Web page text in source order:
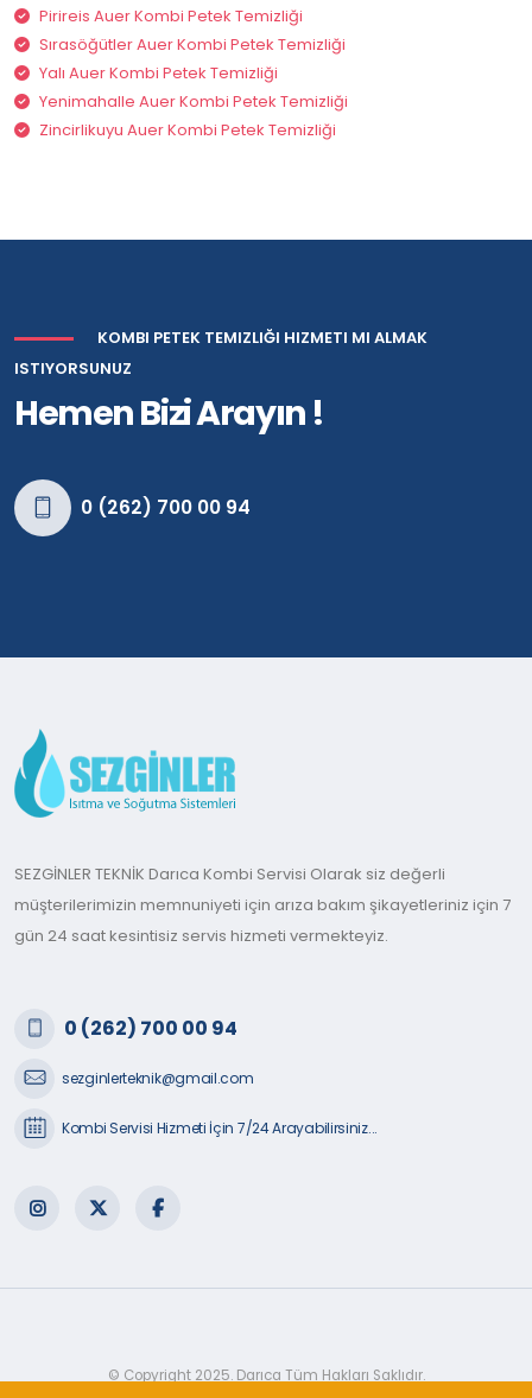
Pirireis Auer Kombi Petek Temizliği
Sırasöğütler Auer Kombi Petek Temizliği
Yalı Auer Kombi Petek Temizliği
Yenimahalle Auer Kombi Petek Temizliği
Zincirlikuyu Auer Kombi Petek Temizliği
KOMBI PETEK TEMIZLIĞI HIZMETI MI ALMAK
ISTIYORSUNUZ
Hemen Bizi Arayın !
0 (262) 700 00 94
SEZGİNLER TEKNİK Darıca Kombi Servisi Olarak siz değerli
müşterilerimizin memnuniyeti için arıza bakım şikayetleriniz için 7
gün 24 saat kesintisiz servis hizmeti vermekteyiz.
0 (262) 700 00 94
sezginlerteknik@gmail.com
Kombi Servisi Hizmeti İçin 7/24 Arayabilirsiniz...
© Copyright 2025. Darıca Tüm Hakları Saklıdır.